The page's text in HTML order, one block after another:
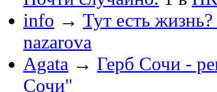
info → Тут есть
nazarova
Agata → Герб Сочи -
Сочи"